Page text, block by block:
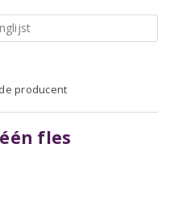
producent
fles